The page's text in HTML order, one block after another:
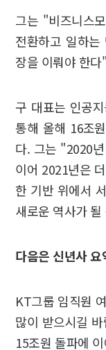
그는 "비즈니스
전환하고 일하
장을 이뤄야 한
구 대표는 인공
통해 올해 16조
다. 그는 "2020
이어 2021년은
한 기반 위에서
새로운 역사가
다음은 신년사 요
KT그룹 임직원
많이 받으시길
15조원 돌파에